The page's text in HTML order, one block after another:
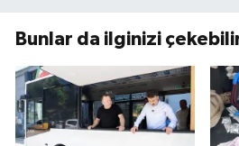
Bunlar da ilginizi